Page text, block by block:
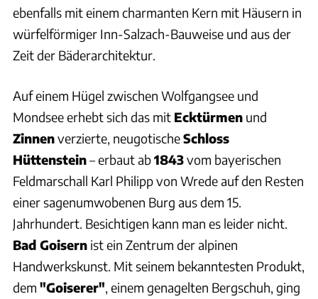
ebenfalls mit einem charmanten Kern mit Häusern in
würfelförmiger Inn-Salzach-Bauweise und aus der
Zeit der Bäderarchitektur.
Auf einem Hügel zwischen Wolfgangsee und
Mondsee erhebt sich das mit Ecktürmen und
Zinnenverzierte, neugotischeSchloss
Hüttenstein– erbaut ab1843vom bayerischen
Feldmarschall Karl Philipp von Wrede auf den Resten
einer sagenumwobenen Burg aus dem 15.
Jahrhundert. Besichtigen kann man es leider nicht.
Bad Goisern ist ein Zentrum der alpinen
Handwerkskunst. Mit seinem bekanntesten Produkt,
dem "Goiserer", einem genagelten Bergschuh, ging